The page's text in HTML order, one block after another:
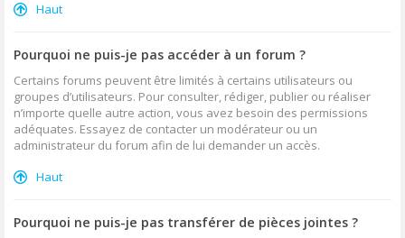
Haut
Pourquoi ne puis-je pas accéder à un forum ?
Certains forums peuvent être limités à certains utilisateurs ou
groupes d’utilisateurs. Pour consulter, rédiger, publier ou réaliser
n’importe quelle autre action, vous avez besoin des permissions
adéquates. Essayez de contacter un modérateur ou un
administrateur du forum afin de lui demander un accès.
Haut
Pourquoi ne puis-je pas transférer de pièces jointes ?